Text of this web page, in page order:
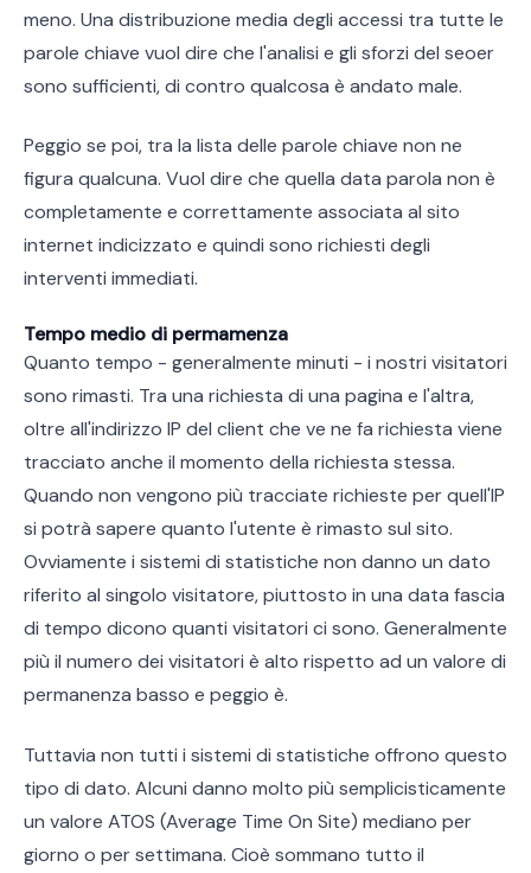
meno. Una distribuzione media degli accessi tra tutte le
parole chiave vuol dire che l'analisi e gli sforzi del seoer
sono sufficienti, di contro qualcosa è andato male.
Peggio se poi, tra la lista delle parole chiave non ne
figura qualcuna. Vuol dire che quella data parola non è
completamente e correttamente associata al sito
internet indicizzato e quindi sono richiesti degli
interventi immediati.
Tempo medio di permamenza
Quanto tempo - generalmente minuti - i nostri visitatori
sono rimasti. Tra una richiesta di una pagina e l'altra,
oltre all'indirizzo IP del client che ve ne fa richiesta viene
tracciato anche il momento della richiesta stessa.
Quando non vengono più tracciate richieste per quell'IP
si potrà sapere quanto l'utente è rimasto sul sito.
Ovviamente i sistemi di statistiche non danno un dato
riferito al singolo visitatore, piuttosto in una data fascia
di tempo dicono quanti visitatori ci sono. Generalmente
più il numero dei visitatori è alto rispetto ad un valore di
permanenza basso e peggio è.
Tuttavia non tutti i sistemi di statistiche offrono questo
tipo di dato. Alcuni danno molto più semplicisticamente
un valore ATOS (Average Time On Site) mediano per
giorno o per settimana. Cioè sommano tutto il